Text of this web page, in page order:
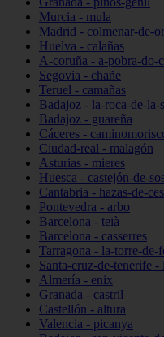
Murcia - mula
Madrid - colmenar-de-
Huelva - calañas
A-coruña - a-pobra-do-
Segovia - chañe
Teruel - camañas
Badajoz - la-roca-de-la-
Badajoz - guareña
Cáceres -
Ciudad-real - malagón
Asturias - mieres
Huesca - castejón-de-
Cantabria - hazas-de-
Pontevedra - arbo
Barcelona - teià
Barcelona - casserres
Tarragona - la-torre-de-
Santa-cruz-de-tenerife -
Almería - enix
Granada - castril
Castellón - altura
Valencia - picanya